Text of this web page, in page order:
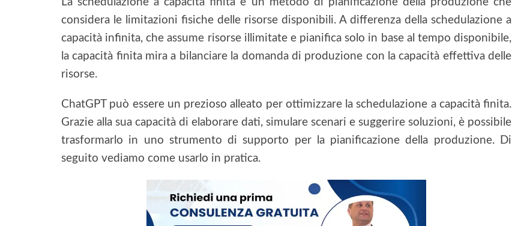
La schedulazione a capacità finita è un metodo di pianificazione della produzione che
considera le limitazioni fisiche delle risorse disponibili. A differenza della schedulazione a
capacità infinita, che assume risorse illimitate e pianifica solo in base al tempo disponibile,
la capacità finita mira a bilanciare la domanda di produzione con la capacità effettiva delle
risorse.
ChatGPT può essere un prezioso alleato per ottimizzare la schedulazione a capacità finita.
Grazie alla sua capacità di elaborare dati, simulare scenari e suggerire soluzioni, è possibile
trasformarlo in uno strumento di supporto per la pianificazione della produzione. Di
seguito vediamo come usarlo in pratica.